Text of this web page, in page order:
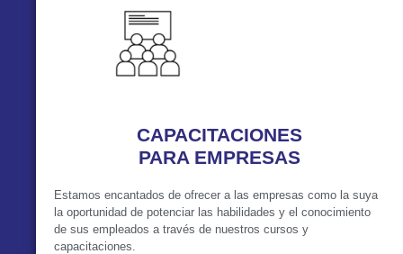
CAPACITACIONES
PARA EMPRESAS
Estamos encantados de ofrecer a las empresas como la suya
la oportunidad de potenciar las habilidades y el conocimiento
de sus empleados a través de nuestros cursos y
capacitaciones.